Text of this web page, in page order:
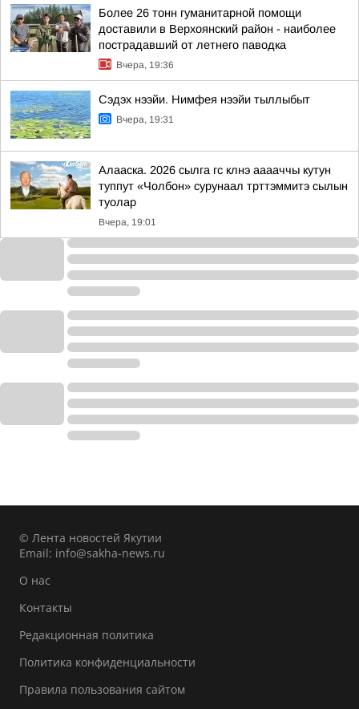
Более 26 тонн гуманитарной помощи
доставили в Верхоянский район - наиболее
пострадавший от летнего паводка
Вчера, 19:36
Сэдэх нээйи. Нимфея нээйи тыллыбыт
Вчера, 19:31
Алааска. 2026 сылга гс клнэ ааааччы кутун
туппут «Чолбон» сурунаал трттэммитэ сылын
туолар
Вчера, 19:01
© Лента новостей Якутии
Email: info@sakha-news.ru
О нас
Контакты
Редакционная политика
Политика конфиденциальности
Правила пользования сайтом